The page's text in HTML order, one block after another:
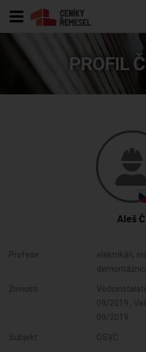
PROFIL
Aleš Č.
Profese:
elektrikáři,
demontážníci
Živnosti:
09/2019 ,
09/2019
Subjekt: OSVČ